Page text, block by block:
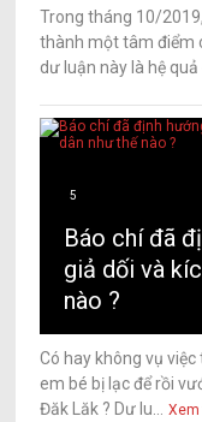
Trong tháng 10/
thành một tâm điểm
dư luận này là hệ quả
5
Báo chí đã
giả dối và
nào ?
Có hay không vụ
em bé bị lạc để rồi
Đăk Lăk ? Dư lu...